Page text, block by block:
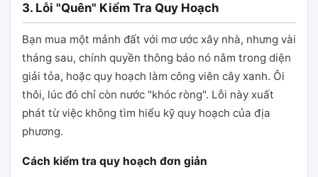
3. Lỗi "Quên" Kiểm Tra Quy Hoạch
Bạn mua một mảnh đất với mơ ước xây nhà, nhưng vài
tháng sau, chính quyền thông báo nó nằm trong diện
giải tỏa, hoặc quy hoạch làm công viên cây xanh. Ôi
thôi, lúc đó chỉ còn nước "khóc ròng". Lỗi này xuất
phát từ việc không tìm hiểu kỹ quy hoạch của địa
phương.
Cách kiểm tra quy hoạch đơn giản